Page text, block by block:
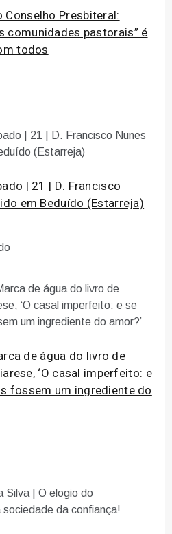
Presbiteral:
comunidades pastorais” é
todos
| 21 | D. Francisco
em Beduído (Estarreja)
de água do livro de
‘O casal imperfeito: e
fossem um ingrediente do